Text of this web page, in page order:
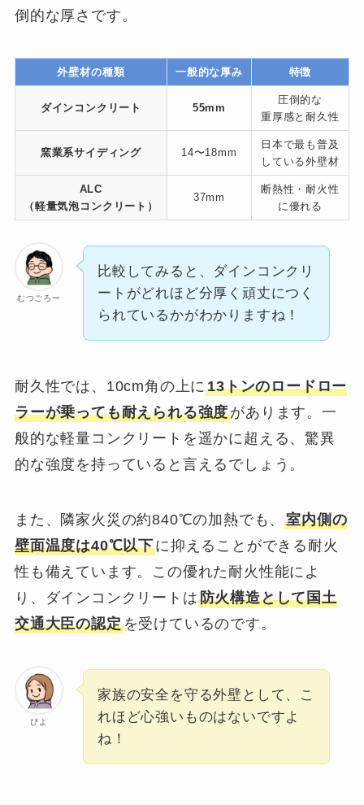
倒的な厚さです。
外壁材の種類 一般的な厚み 特徴
ダインコンクリート 55mm
圧倒的な
重厚感と耐久性
窯業系サイディング 14〜18mm
日本で最も普及
している外壁材
ALC
（軽量気泡コンクリート）
37mm
断熱性・耐火性
に優れる
むつごろー
比較してみると、ダインコンクリ
ートがどれほど分厚く頑丈につく
られているかがわかりますね！
耐久性では、10cm角の上に13トンのロードロー
ラーが乗っても耐えられる強度があります。一
般的な軽量コンクリートを遥かに超える、驚異
的な強度を持っていると言えるでしょう。
また、隣家火災の約840℃の加熱でも、室内側の
壁面温度は40℃以下に抑えることができる耐火
性も備えています。この優れた耐火性能によ
り、ダインコンクリートは防火構造として国土
交通大臣の認定を受けているのです。
ぴよ
家族の安全を守る外壁として、こ
れほど心強いものはないですよ
ね！